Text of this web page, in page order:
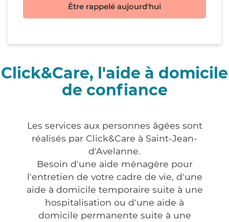
Être rappelé aujourd'hui
Click&Care, l'aide à domicile
de confiance
Les services aux personnes âgées sont
réalisés par Click&Care à Saint-Jean-
d'Avelanne.
Besoin d'une aide ménagère pour
l'entretien de votre cadre de vie, d'une
aide à domicile temporaire suite à une
hospitalisation ou d'une aide à
domicile permanente suite à une